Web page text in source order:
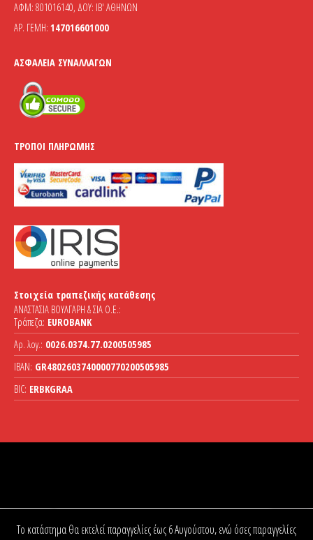
Το κατάστημα θα εκτελεί παραγγελίες έως 6 Αυγούστου, ενώ όσες παραγγελίες
ΑΦΜ: 801016140, ΔΟΥ: ΙΒ' ΑΘΗΝΩΝ
ΑΡ. ΓΕΜΗ: 147016601000
ΑΣΦΆΛΕΙΑ ΣΥΝΑΛΛΑΓΏΝ
ΤΡΌΠΟΙ ΠΛΗΡΩΜΉΣ
Στοιχεία τραπεζικής κατάθεσης
ΑΝΑΣΤΑΣΙΑ ΒΟΥΛΓΑΡΗ & ΣΙΑ Ο.Ε.:
Τράπεζα: EUROBANK
Αρ. λογ.: 0026.0374.77.0200505985
IBAN: GR4802603740000770200505985
BIC: ERBKGRAA